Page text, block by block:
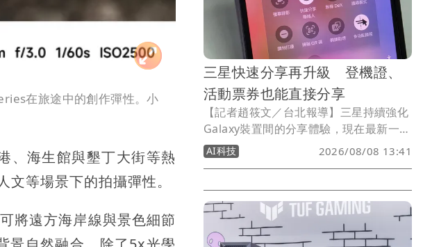
在旅途中的創作彈性。小
、海生館與墾丁大街等熱
等場景下的拍攝彈性。
將遠方海岸線與景色細節
三星快速分享再升級 登機證、
活動票券也能直接分享
【記者趙筱文／台北報導】三星持續強化
Galaxy裝置間的分享體驗，現在最新一波
Quick Share更新還加入Samsung
Wallet支援，也就是說未來用戶除了照
證也能直接透過Quick Share傳送給其他
人，出遊分票、分享票券變得更方便。
AI科技 2026/08/08 13:41